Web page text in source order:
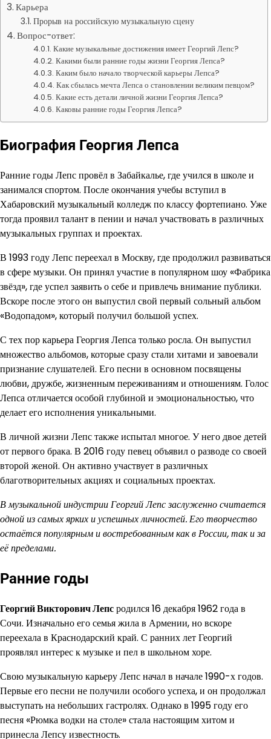
Карьера
Прорыв на российскую музыкальную сцену
Вопрос-ответ:
Какие музыкальные достижения имеет Георгий Лепс?
Какими были ранние годы жизни Георгия Лепса?
Каким было начало творческой карьеры Лепса?
Как сбылась мечта Лепса о становлении великим певцом?
Какие есть детали личной жизни Георгия Лепса?
Каковы ранние годы Георгия Лепса?
Биография Георгия Лепса
Ранние годы Лепс провёл в Забайкалье, где учился в школе и
занимался спортом. После окончания учебы вступил в
Хабаровский музыкальный колледж по классу фортепиано. Уже
тогда проявил талант в пении и начал участвовать в различных
музыкальных группах и проектах.
В 1993 году Лепс переехал в Москву, где продолжил развиваться
в сфере музыки. Он принял участие в популярном шоу «Фабрика
звёзд», где успел заявить о себе и привлечь внимание публики.
Вскоре после этого он выпустил свой первый сольный альбом
«Водопадом», который получил большой успех.
С тех пор карьера Георгия Лепса только росла. Он выпустил
множество альбомов, которые сразу стали хитами и завоевали
признание слушателей. Его песни в основном посвящены
любви, дружбе, жизненным переживаниям и отношениям. Голос
Лепса отличается особой глубиной и эмоциональностью, что
делает его исполнения уникальными.
В личной жизни Лепс также испытал многое. У него двое детей
от первого брака. В 2016 году певец объявил о разводе со своей
второй женой. Он активно участвует в различных
благотворительных акциях и социальных проектах.
В музыкальной индустрии Георгий Лепс заслуженно считается
одной из самых ярких и успешных личностей. Его творчество
остаётся популярным и востребованным как в России, так и за
её пределами.
Ранние годы
Георгий Викторович Лепсродился 16 декабря 1962 года в
Сочи. Изначально его семья жила в Армении, но вскоре
переехала в Краснодарский край. С ранних лет Георгий
проявлял интерес к музыке и пел в школьном хоре.
Свою музыкальную карьеру Лепс начал в начале 1990-х годов.
Первые его песни не получили особого успеха, и он продолжал
выступать на небольших гастролях. Однако в 1995 году его
песня «Рюмка водки на столе» стала настоящим хитом и
принесла Лепсу известность.